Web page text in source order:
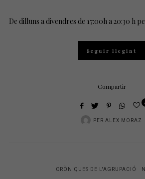
De dilluns a divendres de 17:00h a 20:30 h
Seguir llegint
Compartir
PER ALEX MORAZ
CRÒNIQUES DE L'AGRUPACIÓ